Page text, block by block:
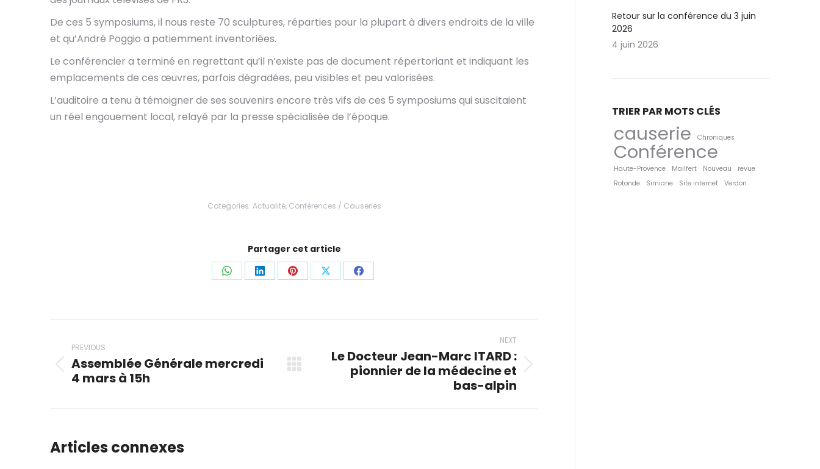
De ces 5 symposiums, il nous reste 70 sculptures, réparties pour la plupart à divers endroits de la ville
et qu’André Poggio a patiemment inventoriées.
Le conférencier a terminé en regrettant qu’il n’existe pas de document répertoriant et indiquant les
emplacements de ces œuvres, parfois dégradées, peu visibles et peu valorisées.
L’auditoire a tenu à témoigner de ses souvenirs encore très vifs de ces 5 symposiums qui suscitaient
un réel engouement local, relayé par la presse spécialisée de l’époque.
Categories: Actualité, Conférences / Causeries
Partager cet article
Share Share Share Share Share
navigation
PREVIOUS
Previous
Assemblée Générale mercredi
4 mars à 15h
NEXT
Le Docteur Jean-Marc ITARD :
pionnier de la médecine et
bas-alpin
Articles connexes
Retour sur la conférence du 3 juin
2026
4 juin 2026
TRIER PAR MOTS CLÉS
causerie Chroniques
Conférence
Haute-Provence Mailfert Nouveau
revue
Rotonde
Simiane Site internet Verdon